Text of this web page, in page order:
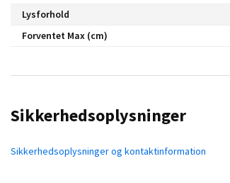
Lysforhold
Forventet Max (cm)
Sikkerhedsoplysninger
Sikkerhedsoplysninger og kontaktinformation